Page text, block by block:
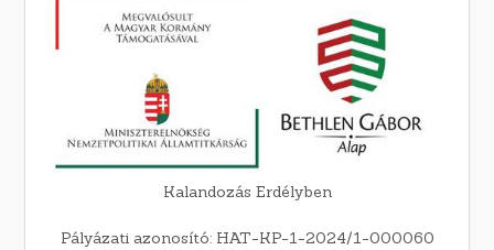
Kalandozás Erdélyben
Pályázati azonosító: HAT-KP-1-2024/1-000060